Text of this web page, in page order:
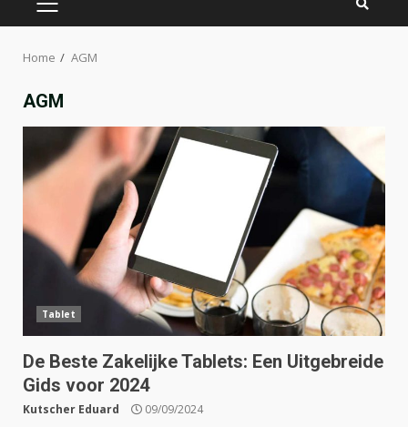
PRIMARY
Home AGM
AGM
Tablet
De Beste Zakelijke Tablets: Een Uitgebreide
Gids voor 2024
Kutscher Eduard 09/09/2024